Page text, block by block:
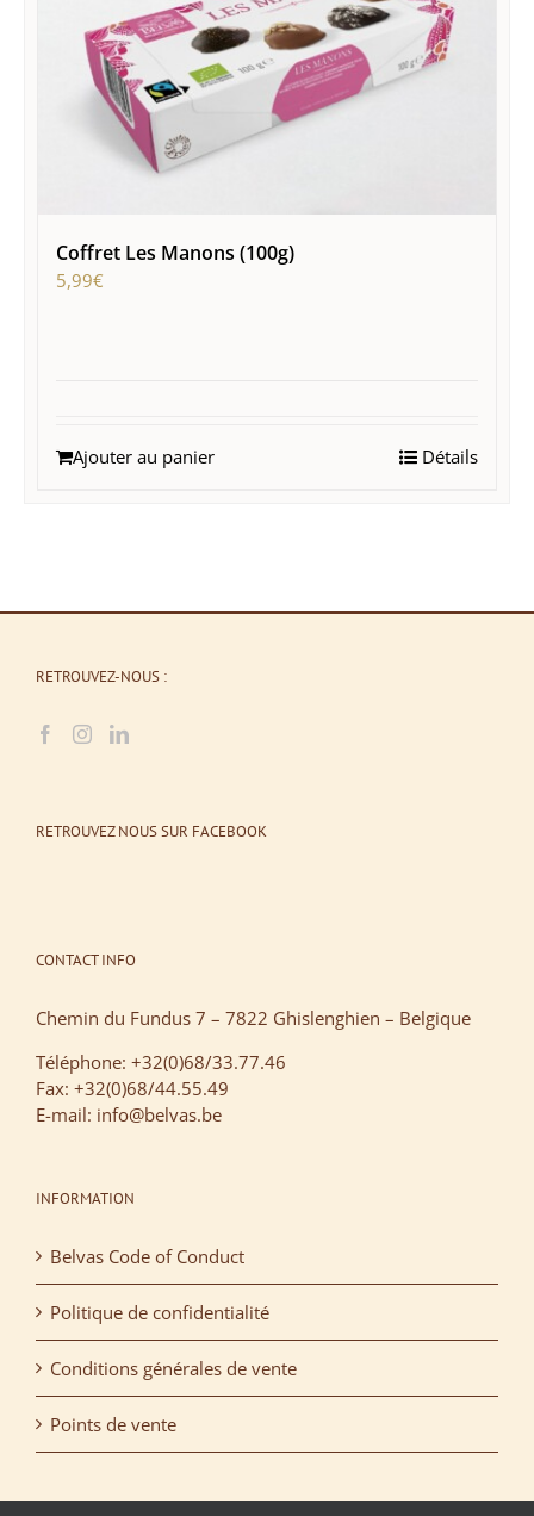
Coffret Les Manons (100g)
5,99€
Ajouter au panier Détails
RETROUVEZ-NOUS :
RETROUVEZ NOUS SUR FACEBOOK
CONTACT INFO
Chemin du Fundus 7 – 7822 Ghislenghien – Belgique
Téléphone: +32(0)68/33.77.46
Fax: +32(0)68/44.55.49
E-mail: info@belvas.be
INFORMATION
Belvas Code of Conduct
Politique de confidentialité
Conditions générales de vente
Points de vente